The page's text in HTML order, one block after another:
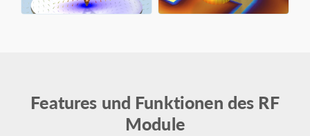
Features und Funktionen des RF
Module